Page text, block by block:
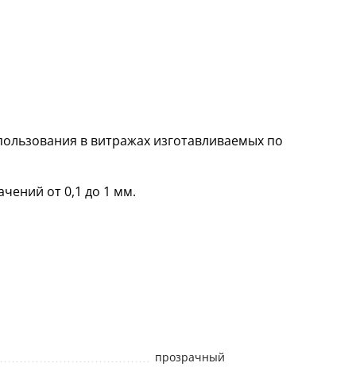
в витражах изготавливаемых по
от 0,1 до 1 мм.
прозрачный